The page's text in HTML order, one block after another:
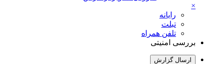
×
رایانه
تبلت
تلفن همراه
بررسی امنیتی
ارسال گزارش